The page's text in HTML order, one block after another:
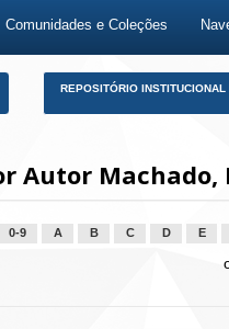
Comunidades e Coleções
REPOSITÓRIO INSTITUCIONAL
Autor Machado,
0-9 A B C D E